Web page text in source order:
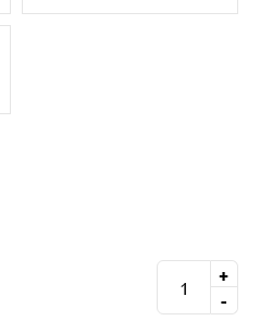
-
+